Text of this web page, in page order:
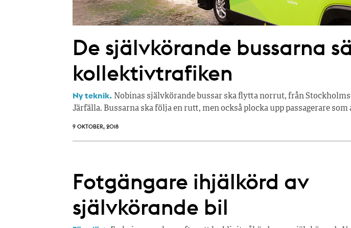
De självkörande bussarna
kollektivtrafiken
Ny teknik. Nobinas självkörande bussar ska flytta norrut, från
Järfälla. Bussarna ska följa en rutt, men också plocka upp passagerare som
9 OKTOBER, 2018
Fotgängare ihjälkörd av
självkörande bil